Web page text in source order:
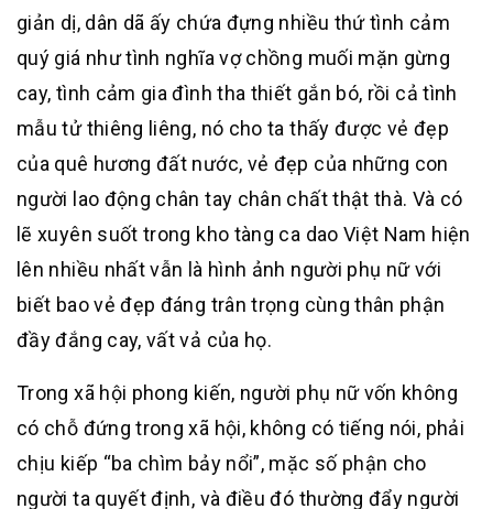
giản dị, dân dã ấy chứa đựng nhiều thứ tình cảm
quý giá như tình nghĩa vợ chồng muối mặn gừng
cay, tình cảm gia đình tha thiết gắn bó, rồi cả tình
mẫu tử thiêng liêng, nó cho ta thấy được vẻ đẹp
của quê hương đất nước, vẻ đẹp của những con
người lao động chân tay chân chất thật thà. Và có
lẽ xuyên suốt trong kho tàng ca dao Việt Nam hiện
lên nhiều nhất vẫn là hình ảnh người phụ nữ với
biết bao vẻ đẹp đáng trân trọng cùng thân phận
đầy đắng cay, vất vả của họ.
Trong xã hội phong kiến, người phụ nữ vốn không
có chỗ đứng trong xã hội, không có tiếng nói, phải
chịu kiếp “ba chìm bảy nổi”, mặc số phận cho
người ta quyết định, và điều đó thường đẩy người